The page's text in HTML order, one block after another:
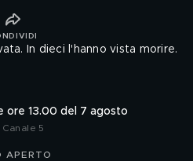
In dieci l'hanno vista morire.
ore 13.00 del 7 agosto
5
APERTO